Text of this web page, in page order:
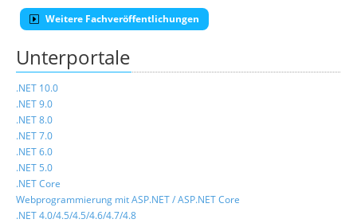
Weitere Fachveröffentlichungen
Unterportale
.NET 10.0
.NET 9.0
.NET 8.0
.NET 7.0
.NET 6.0
.NET 5.0
.NET Core
Webprogrammierung mit ASP.NET / ASP.NET Core
.NET 4.0/4.5/4.5/4.6/4.7/4.8